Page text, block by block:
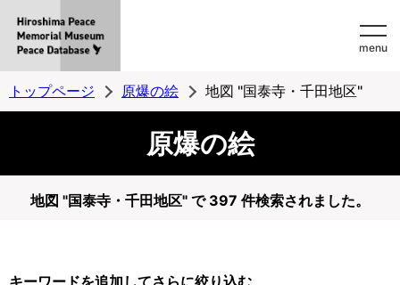
MemorialMuseum
Peace
Database
menu
トップページ 原爆の絵 地図 "国泰寺・千田地区"
原爆の絵
地図 "国泰寺・千田地区" で 397 件検索されました。
キーワードを追加してさらに絞り込む